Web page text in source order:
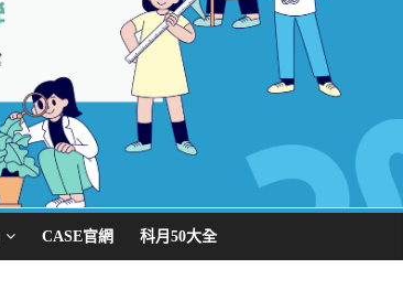
CASE官網 科月50大全